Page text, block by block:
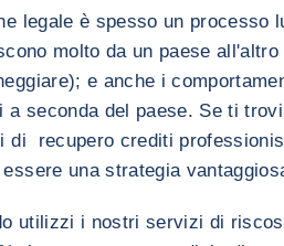
legale è spesso un processo
molto da un paese
e anche i
a seconda del paese. Se ti
di recupero crediti
una strategia
utilizzi i nostri servizi di